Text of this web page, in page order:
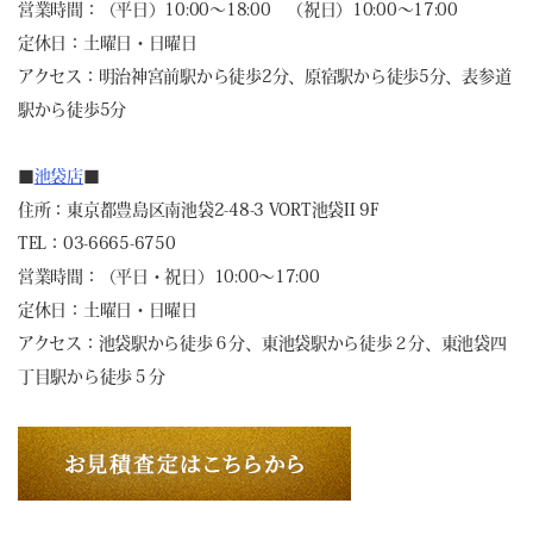
営業時間：（平日）10:00～18:00 （祝日）10:00～17:00
定休日：土曜日・日曜日
アクセス：明治神宮前駅から徒歩2分、原宿駅から徒歩5分、表参道
駅から徒歩5分
池袋店
住所：東京都豊島区南池袋2-48-3 VORT池袋II 9F
TEL：03-6665-6750
営業時間：（平日・祝日）10:00～17:00
定休日：土曜日・日曜日
アクセス：池袋駅から徒歩６分、東池袋駅から徒歩２分、東池袋四
丁目駅から徒歩５分